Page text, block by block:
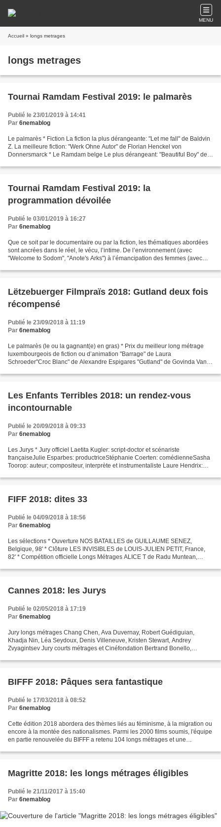
MENU
Accueil » longs metrages
longs metrages
Tournai Ramdam Festival 2019: le palmarès
Publié le 23/01/2019 à 14:41
Par 6nemablog
Le palmarès * Fiction La fiction la plus dérangeante: "Let me fall" de Baldvin
Z. La meilleure fiction: "Werk Ohne Autor" de Florian Henckel von
Donnersmarck * Le Ramdam belge Le plus dérangeant: "Beautiful Boy" de
Tournai Ramdam Festival 2019: la
programmation dévoilée
Publié le 03/01/2019 à 16:27
Par 6nemablog
Que ce soit par le documentaire ou par la fiction, les thématiques abordées
sont ancrées dans le réel, le vécu, l’intime. De l’environnement (avec
"Welcome to Sodom", "Anote's Arks") à l’émancipation des femmes (avec
Lëtzebuerger Filmpraïs 2018: Gutland deux fois
récompensé
Publié le 23/09/2018 à 11:19
Par 6nemablog
Le palmarès (le ou la gagnant(e) en gras) * Prix du meilleur long métrage
luxembourgeois de fiction ou d’animation "Barrage" de Laura
Schroeder"Croc Blanc" de Alexandre Espigares "Gutland" de Govinda Van
Les Enfants Terribles 2018: un rendez-vous
incontournable
Publié le 20/09/2018 à 09:33
Par 6nemablog
Les Jurys * Jury officiel Laetita Kugler: script-doctor et scénariste
françaiseJulie Esparbes: productriceStéphanie Coerten: comédienneSasha
Toorop: auteur; compositeur, interprète et instrumentaliste Laure Hendrix:
FIFF 2018: dites 33
Publié le 04/09/2018 à 18:56
Par 6nemablog
Les sélections * Ouverture NOS BATAILLES de GUILLAUME SENEZ,
Belgique, 98' * Clôture LES INVISIBLES de LOUIS-JULIEN PETIT, France,
82' * Compétition officielle Longs Métrages ALICE T de Radu Muntean,
Cannes 2018: les Jurys
Publié le 02/05/2018 à 17:19
Par 6nemablog
Jury longs métrages Chang Chen, Ava Duvernay, Robert Guédiguian,
Khadja Nin, Léa Seydoux, Denis Villeneuve, Kristen Stewart, Andrey
Zvyagintsev Jury courts métrages et Cinéfondation Bertrand Bonello,
BIFFF 2018: Pâques sera fantastique
Publié le 17/03/2018 à 08:52
Par 6nemablog
Cette édition 2018 abordera des thèmes liés au féminisme, à la migration ou
encore à la montée des nationalismes. Parmi les 2000 films soumis, l'équipe
en partie renouvelée du BIFFF a retenu 104 longs métrages et une
Magritte 2018: les longs métrages éligibles
Publié le 21/11/2017 à 15:40
Par 6nemablog